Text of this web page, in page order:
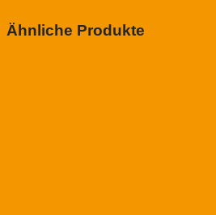
Ähnliche Produkte